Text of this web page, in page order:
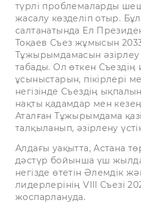
түрлі проблемаларды
жасалу көзделіп отыр.
салтанатында Ел
Тоқаев Съез жұмысын
Тұжырымдамасын әзірлеу
табады. Ол өткен Съездің
ұсыныстарын, пікірлері
негізінде Съездің
нақты қадамдар мен
Аталған Тұжырымдама
талқыланып, әзірлену
Алдағы уақытта, Астана
дәстүр бойынша үш
негізде өтетін Әлемдік
лидерлерінің VIII Съезі
жоспарлануда.